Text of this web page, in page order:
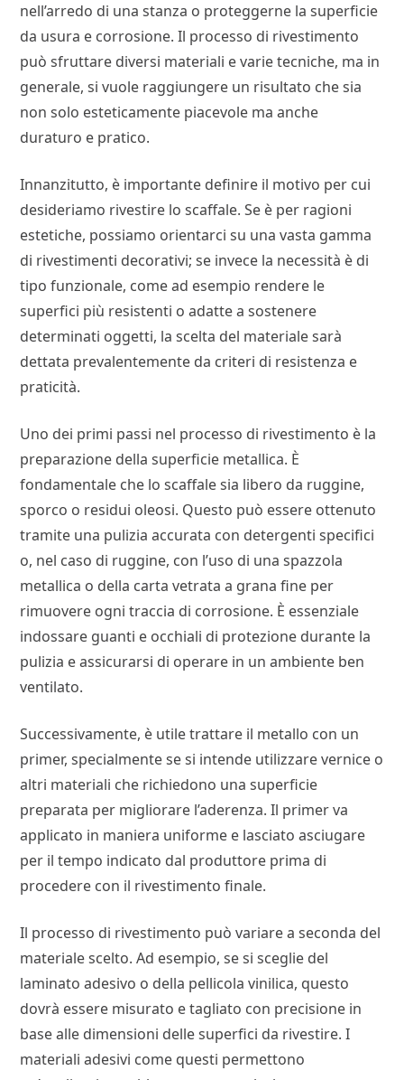
nell’arredo di una stanza o proteggerne la superficie
da usura e corrosione. Il processo di rivestimento
può sfruttare diversi materiali e varie tecniche, ma in
generale, si vuole raggiungere un risultato che sia
non solo esteticamente piacevole ma anche
duraturo e pratico.
Innanzitutto, è importante definire il motivo per cui
desideriamo rivestire lo scaffale. Se è per ragioni
estetiche, possiamo orientarci su una vasta gamma
di rivestimenti decorativi; se invece la necessità è di
tipo funzionale, come ad esempio rendere le
superfici più resistenti o adatte a sostenere
determinati oggetti, la scelta del materiale sarà
dettata prevalentemente da criteri di resistenza e
praticità.
Uno dei primi passi nel processo di rivestimento è la
preparazione della superficie metallica. È
fondamentale che lo scaffale sia libero da ruggine,
sporco o residui oleosi. Questo può essere ottenuto
tramite una pulizia accurata con detergenti specifici
o, nel caso di ruggine, con l’uso di una spazzola
metallica o della carta vetrata a grana fine per
rimuovere ogni traccia di corrosione. È essenziale
indossare guanti e occhiali di protezione durante la
pulizia e assicurarsi di operare in un ambiente ben
ventilato.
Successivamente, è utile trattare il metallo con un
primer, specialmente se si intende utilizzare vernice o
altri materiali che richiedono una superficie
preparata per migliorare l’aderenza. Il primer va
applicato in maniera uniforme e lasciato asciugare
per il tempo indicato dal produttore prima di
procedere con il rivestimento finale.
Il processo di rivestimento può variare a seconda del
materiale scelto. Ad esempio, se si sceglie del
laminato adesivo o della pellicola vinilica, questo
dovrà essere misurato e tagliato con precisione in
base alle dimensioni delle superfici da rivestire. I
materiali adesivi come questi permettono